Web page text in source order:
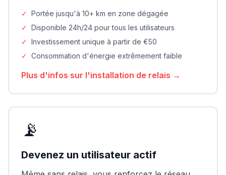
✓ Portée jusqu'à 10+ km en zone dégagée
✓ Disponible 24h/24 pour tous les utilisateurs
✓ Investissement unique à partir de €50
✓ Consommation d'énergie extrêmement faible
Plus d'infos sur l'installation de relais →
📡
Devenez un utilisateur actif